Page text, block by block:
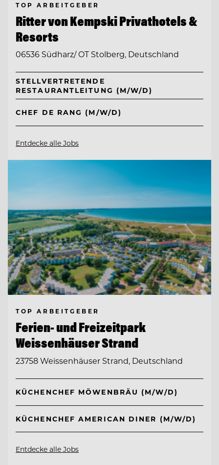
TOP ARBEITGEBER
Ritter von Kempski Privathotels &
Resorts
06536 Südharz/ OT Stolberg, Deutschland
STELLVERTRETENDE
RESTAURANTLEITUNG (M/W/D)
CHEF DE RANG (M/W/D)
Entdecke alle Jobs
TOP ARBEITGEBER
Ferien- und Freizeitpark
Weissenhäuser Strand
23758 Weissenhäuser Strand, Deutschland
KÜCHENCHEF MÖWENBRÄU (M/W/D)
KÜCHENCHEF AMERICAN DINER (M/W/D)
Entdecke alle Jobs